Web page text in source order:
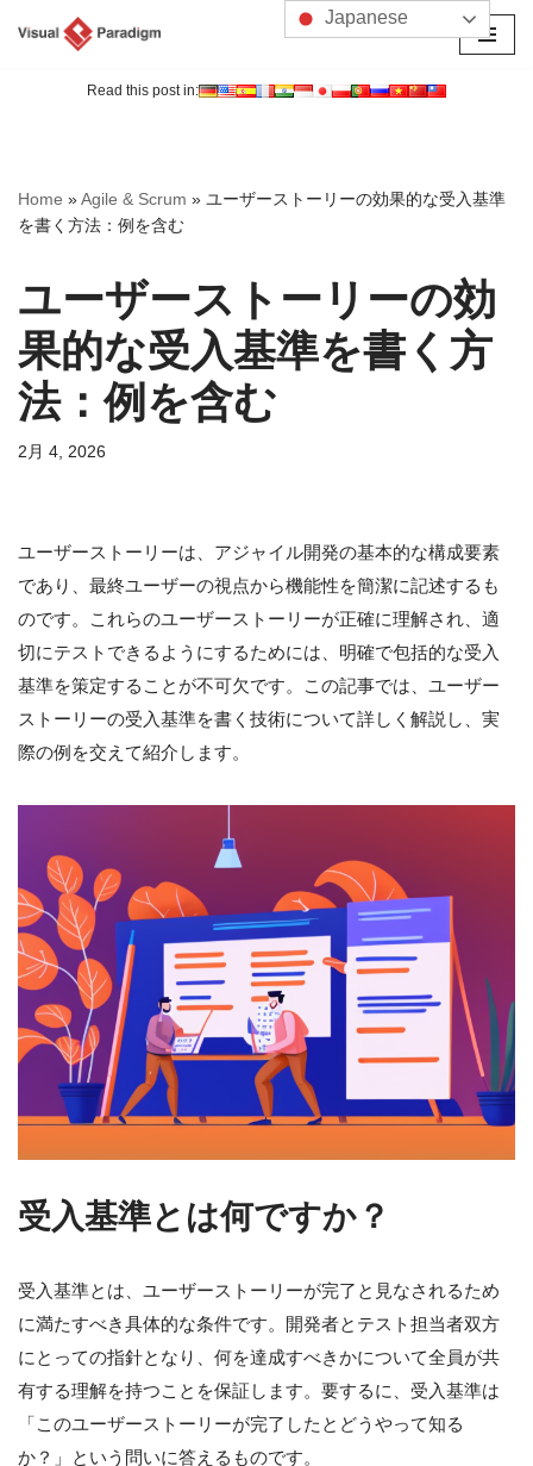
へ
ス
ッ
プ
Read this post in:
Home »Agile & Scrum » ユーザーストーリーの効果的な受入基準
を書く方法：例を含む
ユーザーストーリーの効
果的な受入基準を書く方
法：例を含む
2月 4, 2026
ユーザーストーリーは、アジャイル開発の基本的な構成要素
であり、最終ユーザーの視点から機能性を簡潔に記述するも
のです。これらのユーザーストーリーが正確に理解され、適
切にテストできるようにするためには、明確で包括的な受入
基準を策定することが不可欠です。この記事では、ユーザー
ストーリーの受入基準を書く技術について詳しく解説し、実
際の例を交えて紹介します。
受入基準とは何ですか？
受入基準とは、ユーザーストーリーが完了と見なされるため
に満たすべき具体的な条件です。開発者とテスト担当者双方
にとっての指針となり、何を達成すべきかについて全員が共
有する理解を持つことを保証します。要するに、受入基準は
「このユーザーストーリーが完了したとどうやって知る
か？」という問いに答えるものです。
Japanese